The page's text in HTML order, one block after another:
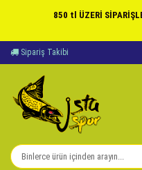
850 tl ÜZERİ
Sipariş Takibi